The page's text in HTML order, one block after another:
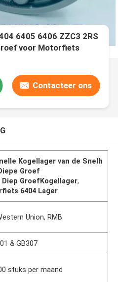
6405 6406 ZZC3 2RS
voor Motorfiets
Contacteer ons
Kogellager van de Snelh
Groef
Diep GroefKogellager,
6404 Lager
Union, RMB
& GB307
stuks per maand